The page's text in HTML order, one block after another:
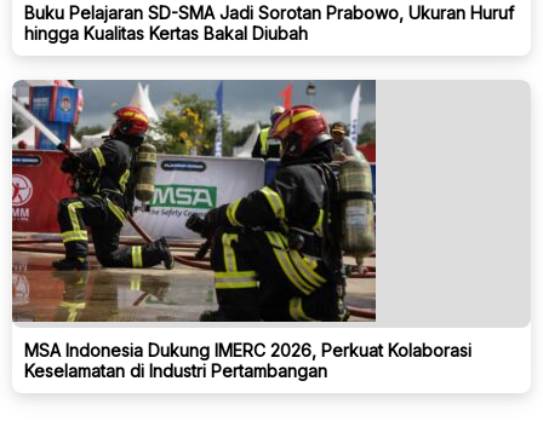
Buku Pelajaran SD-SMA Jadi Sorotan Prabowo, Ukuran Huruf
hingga Kualitas Kertas Bakal Diubah
MSA Indonesia Dukung IMERC 2026, Perkuat Kolaborasi
Keselamatan di Industri Pertambangan